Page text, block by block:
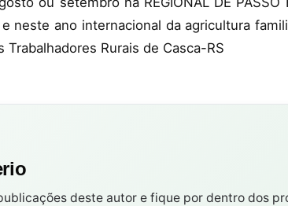
neste ano internacional da agricultura
Trabalhadores Rurais de Casca-RS
deste autor e fique por dentro dos